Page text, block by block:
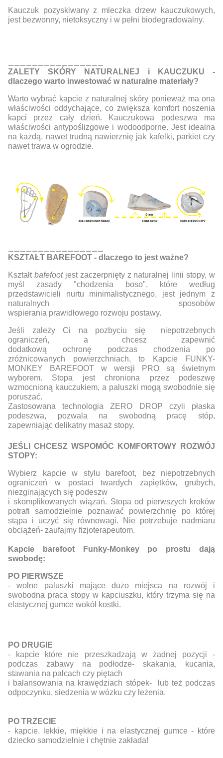
Kauczuk pozyskiwany z mleczka drzew kauczukowych,
jest bezwonny, nietoksyczny i w pełni biodegradowalny.
ZALETY SKÓRY NATURALNEJ i KAUCZUKU -
dlaczego warto inwestować w naturalne materiały?
Warto wybrać kapcie z naturalnej skóry ponieważ ma ona
właściwości oddychające, co zwiększa komfort noszenia
kapci przez cały dzień. Kauczukowa podeszwa ma
właściwości antypoślizgowe i wodoodporne. Jest idealna
na każdą, nawet trudną nawierznię jak kafelki, parkiet czy
nawet trawa w ogrodzie.
KSZTAŁT BAREFOOT - dlaczego to jest ważne?
Kształt bafefootjest zaczerpnięty z naturalnej linii stopy, w
myśl zasady "chodzenia boso", które według
przedstawicieli nurtu minimalistycznego, jest jednym z
naturalnych sposobów
wspierania prawidłowego rozwoju postawy.
Jeśli zależy Ci na pozbyciu się niepotrzebnych
ograniczeń, a chcesz zapewnić
dodatkową ochronę podczas chodzenia po
zróżnicowanych powierzchniach, to Kapcie FUNKY-
MONKEY BAREFOOT w wersji PRO są świetnym
wyborem. Stopa jest chroniona przez podeszwę
wzmocnioną kauczukiem, a paluszki mogą swobodnie się
poruszać.
Zastosowana technologia ZERO DROP czyli płaska
podeszwa, pozwala na swobodną pracę stóp,
zapewniając delikatny masaż stopy.
JEŚLI CHCESZ WSPOMÓC KOMFORTOWY ROZWÓJ
STOPY:
Wybierz kapcie w stylu barefoot, bez niepotrzebnych
ograniczeń w postaci twardych zapiętków, grubych,
niezginających się podeszw
i skomplikowanych wiązań. Stopa od pierwszych kroków
potrafi samodzielnie poznawać powierzchnię po której
stąpa i uczyć się równowagi. Nie potrzebuje nadmiaru
obciążeń- zaufajmy fizjoterapeutom.
Kapcie barefoot Funky-Monkey po prostu dają
swobodę:
PO PIERWSZE
- wolne paluszki mające dużo miejsca na rozwój i
swobodna praca stopy w kapciuszku, który trzyma się na
elastycznej gumce wokół kostki.
PO DRUGIE
- kapcie które nie przeszkadzają w żadnej pozycji -
podczas zabawy na podłodze- skakania, kucania,
stawania na palcach czy piętach
i balansowania na krawędziach stópek- lub też podczas
odpoczynku, siedzenia w wózku czy leżenia.
PO TRZECIE
- kapcie, lekkie, miękkie i na elastycznej gumce - które
dziecko samodzielnie i chętnie zakłada!